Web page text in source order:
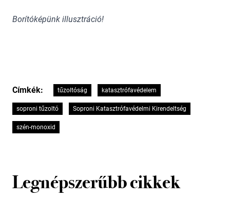
Borítóképünk illusztráció!
Címkék: tűzoltóság katasztrófavédelem
soproni tűzoltó Soproni Katasztrófavédelmi Kirendeltség
szén-monoxid
Legnépszerűbb cikkek